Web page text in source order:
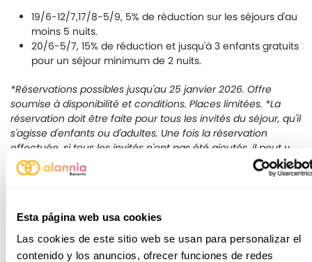
Esta página web usa cookies
Las cookies de este sitio web se usan para personalizar el
contenido y los anuncios, ofrecer funciones de redes
19/6-12/7,17/8-5/9, 5% de réduction sur les séjours d'au
moins 5 nuits.
20/6-5/7, 15% de réduction et jusqu'à 3 enfants gratuits
pour un séjour minimum de 2 nuits.
*Réservations possibles jusqu'au 25 janvier 2026. Offre
soumise à disponibilité et conditions. Places limitées. *La
réservation doit être faite pour tous les invités du séjour, qu'il
s'agisse d'enfants ou d'adultes. Une fois la réservation
effectuée, si tous les invités n'ont pas été ajoutés, il peut y
avoir un supplément, car l'offre est limitée.
Jusqu'à 3 enfants gratuits
- Emplacement Confort